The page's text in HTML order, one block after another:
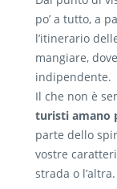
po’ a tutto, a
l’itinerario
mangiare,
indipendente.
Il che non è
turisti amano
parte dello
vostre
strada o l’altra.